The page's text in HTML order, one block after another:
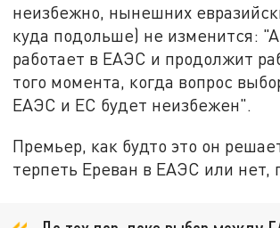
неизбежно, нынешних
куда подольше) не изменится:
работает в ЕАЭС и продолжит
того момента, когда вопрос
ЕАЭС и ЕС будет неизбежен".
Премьер, как будто это он
терпеть Ереван в ЕАЭС или нет,